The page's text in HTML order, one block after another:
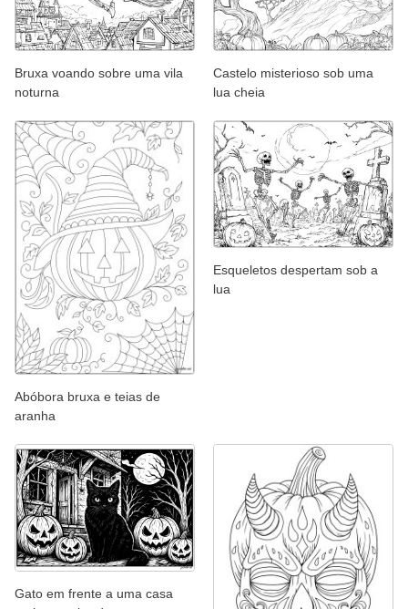
Bruxa voando sobre uma vila
noturna
Castelo misterioso sob uma
lua cheia
Abóbora bruxa e teias de
aranha
Esqueletos despertam sob a
lua
Gato em frente a uma casa